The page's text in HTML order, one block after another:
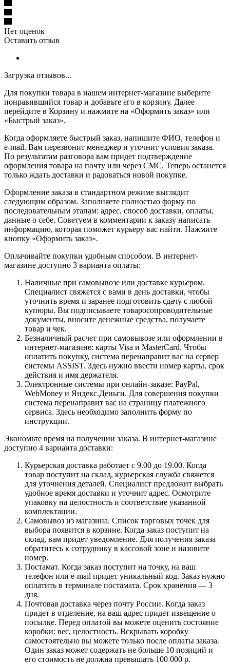
Нет оценок
Оставить отзыв
Загрузка отзывов...
Для покупки товара в нашем интернет-магазине выберите
понравившийся товар и добавьте его в корзину. Далее
перейдите в Корзину и нажмите на «Оформить заказ» или
«Быстрый заказ».
Когда оформляете быстрый заказ, напишите ФИО, телефон и
e-mail. Вам перезвонит менеджер и уточнит условия заказа.
По результатам разговора вам придет подтверждение
оформления товара на почту или через СМС. Теперь останется
только ждать доставки и радоваться новой покупке.
Оформление заказа в стандартном режиме выглядит
следующим образом. Заполняете полностью форму по
последовательным этапам: адрес, способ доставки, оплаты,
данные о себе. Советуем в комментарии к заказу написать
информацию, которая поможет курьеру вас найти. Нажмите
кнопку «Оформить заказ».
Оплачивайте покупки удобным способом. В интернет-
магазине доступно 3 варианта оплаты:
Наличные при самовывозе или доставке курьером.
Специалист свяжется с вами в день доставки, чтобы
уточнить время и заранее подготовить сдачу с любой
купюры. Вы подписываете товаросопроводительные
документы, вносите денежные средства, получаете
товар и чек.
Безналичный расчет при самовывозе или оформлении в
интернет-магазине: карты Visa и MasterCard. Чтобы
оплатить покупку, система перенаправит вас на сервер
системы ASSIST. Здесь нужно ввести номер карты, срок
действия и имя держателя.
Электронные системы при онлайн-заказе: PayPal,
WebMoney и Яндекс.Деньги. Для совершения покупки
система перенаправит вас на страницу платежного
сервиса. Здесь необходимо заполнить форму по
инструкции.
Экономьте время на получении заказа. В интернет-магазине
доступно 4 варианта доставки:
Курьерская доставка работает с 9.00 до 19.00. Когда
товар поступит на склад, курьерская служба свяжется
для уточнения деталей. Специалист предложит выбрать
удобное время доставки и уточнит адрес. Осмотрите
упаковку на целостность и соответствие указанной
комплектации.
Самовывоз из магазина. Список торговых точек для
выбора появится в корзине. Когда заказ поступит на
склад, вам придет уведомление. Для получения заказа
обратитесь к сотруднику в кассовой зоне и назовите
номер.
Постамат. Когда заказ поступит на точку, на ваш
телефон или e-mail придет уникальный код. Заказ нужно
оплатить в терминале постамата. Срок хранения — 3
дня.
Почтовая доставка через почту России. Когда заказ
придет в отделение, на ваш адрес придет извещение о
посылке. Перед оплатой вы можете оценить состояние
коробки: вес, целостность. Вскрывать коробку
самостоятельно вы можете только после оплаты заказа.
Один заказ может содержать не больше 10 позиций и
его стоимость не должна превышать 100 000 р.